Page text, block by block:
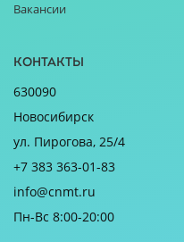
Вакансии
Контакты
630090
Новосибирск
ул. Пирогова, 25/4
+7 383 363-01-83
info@cnmt.ru
Пн-Вс 8:00-20:00